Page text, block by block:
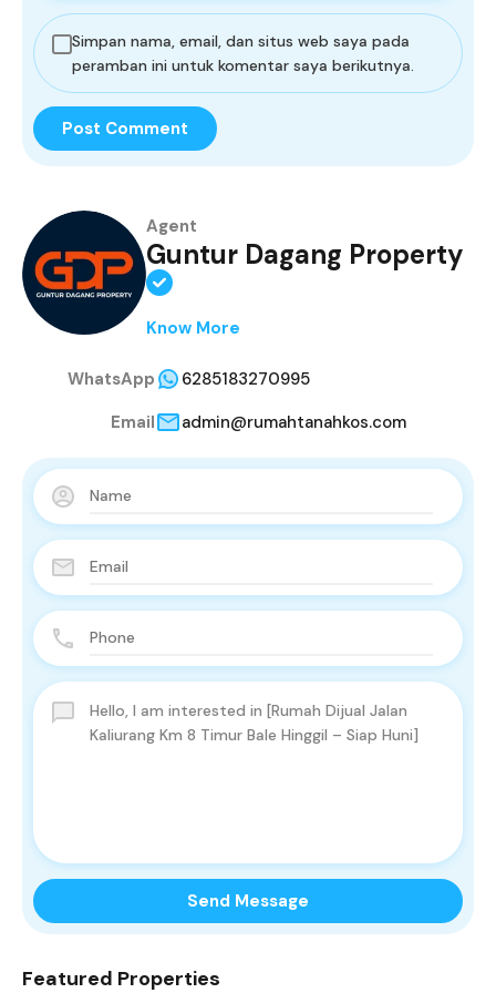
Simpan nama, email, dan situs web saya pada
peramban ini untuk komentar saya berikutnya.
Agent
Guntur Dagang Property
Know More
WhatsApp
6285183270995
Email
admin@rumahtanahkos.com
Send Message
Featured Properties